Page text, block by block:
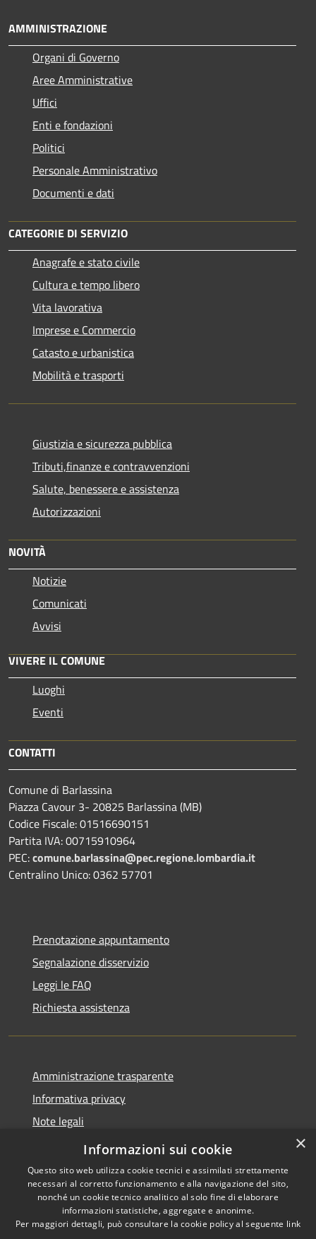
AMMINISTRAZIONE
Organi di Governo
Aree Amministrative
Uffici
Enti e fondazioni
Politici
Personale Amministrativo
Documenti e dati
CATEGORIE DI SERVIZIO
Anagrafe e stato civile
Cultura e tempo libero
Vita lavorativa
Imprese e Commercio
Catasto e urbanistica
Mobilità e trasporti
Giustizia e sicurezza pubblica
Tributi,finanze e contravvenzioni
Salute, benessere e assistenza
Autorizzazioni
NOVITÀ
Notizie
Comunicati
Avvisi
VIVERE IL COMUNE
Luoghi
Eventi
CONTATTI
Comune di Barlassina
Piazza Cavour 3- 20825 Barlassina (MB)
Codice Fiscale: 01516690151
Partita IVA: 00715910964
PEC:comune.barlassina@pec.regione.lombardia.it
Centralino Unico: 0362 57701
Prenotazione appuntamento
Segnalazione disservizio
Leggi le FAQ
Richiesta assistenza
Amministrazione trasparente
Informativa privacy
Note legali
Dichiarazione di accessibilità
Accessibilità
Copyright © 2026 • Comune di
Barlassina • Powered by
×
Informazioni sui cookie
Questo sito web utilizza cookie tecnici e assimilati strettamente
necessari al corretto funzionamento e alla navigazione del sito,
nonché un cookie tecnico analitico al solo fine di elaborare
informazioni statistiche, aggregate e anonime.
Per maggiori dettagli, può consultare la cookie policy al seguente link